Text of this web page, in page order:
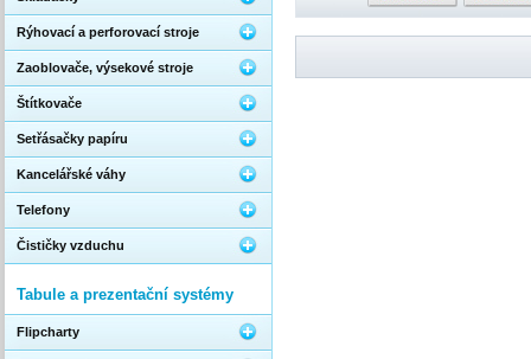
Rýhovací a perforovací stroje
Zaoblovače, výsekové stroje
Štítkovače
Setřásačky papíru
Kancelářské váhy
Telefony
Čističky vzduchu
Tabule a prezentační systémy
Flipcharty